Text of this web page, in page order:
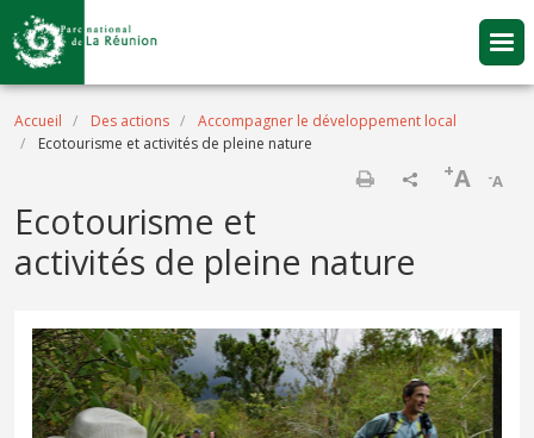
Aller au contenu principal
Fil d'Ariane
Accueil Des actions
Accompagner le développement local
Ecotourisme et activités de pleine nature
-A
+A
Ecotourisme et
activités de pleine nature